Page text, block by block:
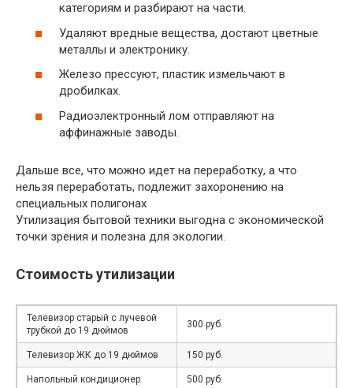
категориям и разбирают на части.
Удаляют вредные вещества, достают цветные
металлы и электронику.
Железо прессуют, пластик измельчают в
дробилках.
Радиоэлектронный лом отправляют на
аффинажные заводы.
Дальше все, что можно идет на переработку, а что
нельзя переработать, подлежит захоронению на
специальных полигонах
Утилизация бытовой техники выгодна с экономической
точки зрения и полезна для экологии.
Стоимость утилизации
Телевизор старый с лучевой
трубкой до 19 дюймов
300 руб.
Телевизор ЖК до 19 дюймов 150 руб.
Напольный кондиционер 500 руб.